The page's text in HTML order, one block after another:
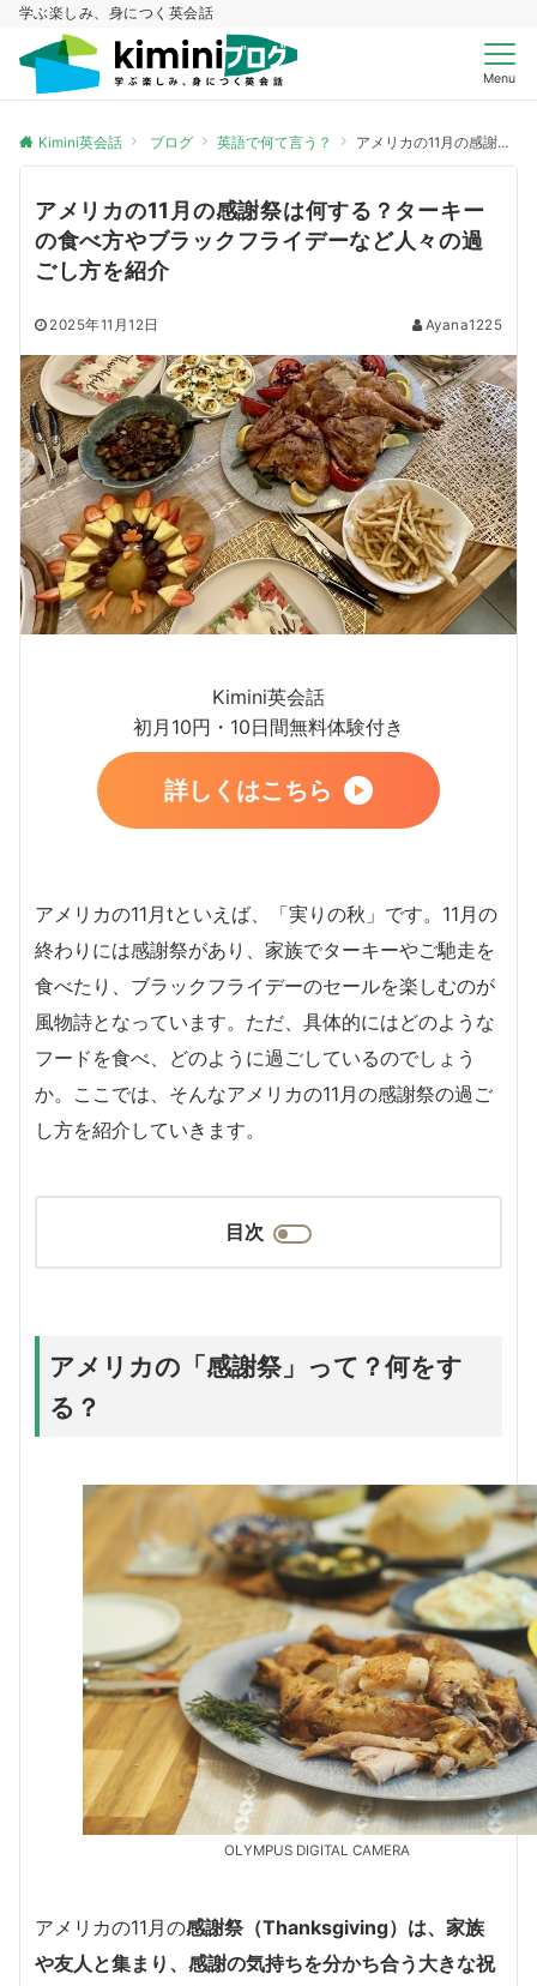
学ぶ楽しみ、身につく英会話
Menu
Kimini英会話 ブログ 英語で何て言う？ アメリカの11月の感謝祭は何する？ターキーの食べ方やブラックフライデーなど人々の過ごし方を紹介
アメリカの11月の感謝祭は何する？ターキー
の食べ方やブラックフライデーなど人々の過
ごし方を紹介
2025年11月12日 Ayana1225
Kimini英会話
初月10円・10日間無料体験付き
詳しくはこちら
アメリカの11月tといえば、「実りの秋」です。11月の
終わりには感謝祭があり、家族でターキーやご馳走を
食べたり、ブラックフライデーのセールを楽しむのが
風物詩となっています。ただ、具体的にはどのような
フードを食べ、どのように過ごしているのでしょう
か。ここでは、そんなアメリカの11月の感謝祭の過ご
し方を紹介していきます。
目次
アメリカの「感謝祭」って？何をす
る？
OLYMPUS DIGITAL CAMERA
アメリカの11月の感謝祭（Thanksgiving）は、家族
や友人と集まり、感謝の気持ちを分かち合う大きな祝